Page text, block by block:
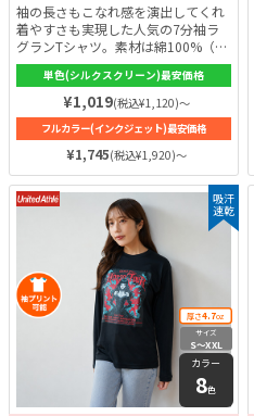
袖の長さもこなれ感を演出してくれ
着やすさも実現した人気の7分袖ラ
グランTシャツ。素材は綿100%（一
部カラーを除く）。綿は肌に優しい
上に、吸汗性にも優れています。そ
のため、汗をかく時期でも快適な着
心地を得られます。生地の厚みは
5.6ozと何度着用しても簡単によれ
ることはありません。カラーは全6
色。七分袖だから一年間通して着用
できるのが嬉しいポイントです！
単色(シルクスクリーン)最安価格
¥1,019(税込¥1,120)～
フルカラー(インクジェット)最安価格
¥1,745(税込¥1,920)～
吸汗
速乾
厚さ4.7oz
サイズ
S〜XXL
カラー
8色